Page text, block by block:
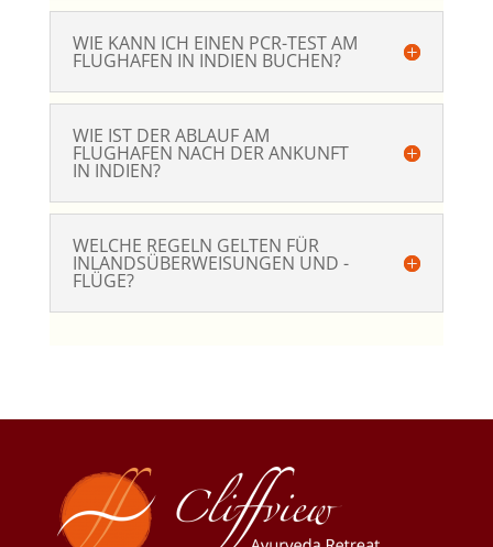
WIE KANN ICH EINEN PCR-TEST AM
FLUGHAFEN IN INDIEN BUCHEN?
WIE IST DER ABLAUF AM
FLUGHAFEN NACH DER ANKUNFT
IN INDIEN?
WELCHE REGELN GELTEN FÜR
INLANDSÜBERWEISUNGEN UND -
FLÜGE?